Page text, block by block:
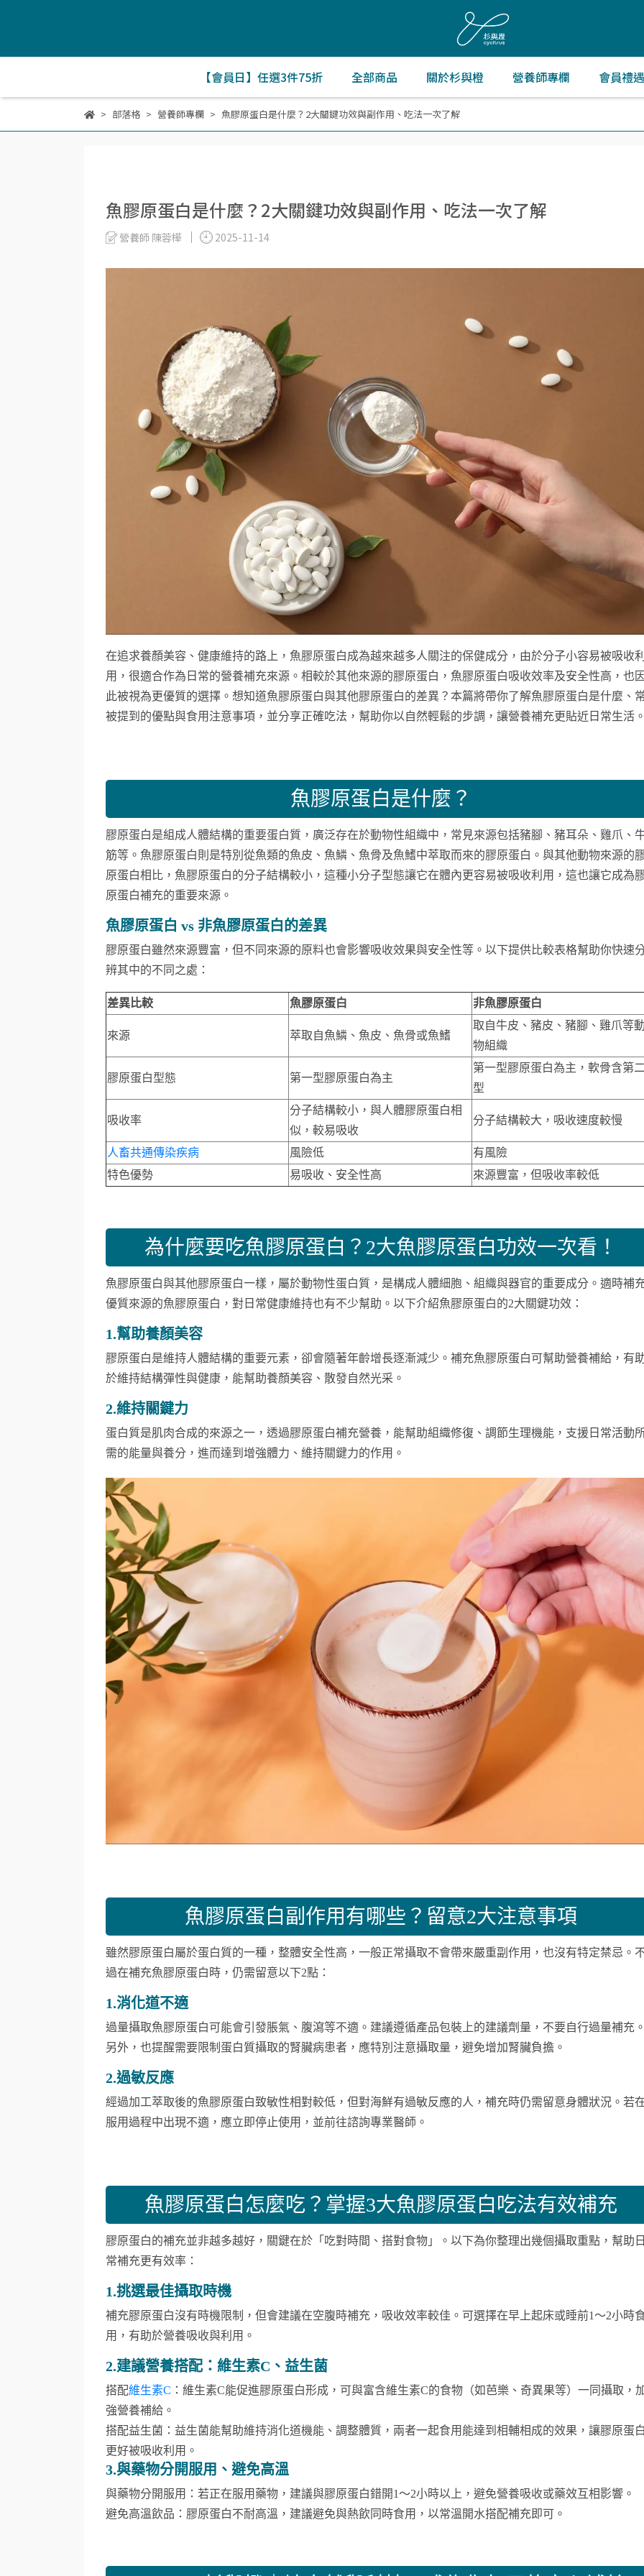
【會員日】任選3件75折 全部商品 關於杉與橙 營養師專欄 會員禮
部落格 營養師專欄 魚膠原蛋白是什麼？2大關鍵功效與副作用、吃法一次了解
魚膠原蛋白是什麼？2大關鍵功效與副作用、吃法一次了解
營養師 陳蓉樺 2025-11-14
在追求養顏美容、健康維持的路上，魚膠原蛋白成為越來越多人關注的保健成分，由於分子小容易被吸收
用，很適合作為日常的營養補充來源。相較於其他來源的膠原蛋白，魚膠原蛋白吸收效率及安全性高，也
此被視為更優質的選擇。想知道魚膠原蛋白與其他膠原蛋白的差異？本篇將帶你了解魚膠原蛋白是什麼、
被提到的優點與食用注意事項，並分享正確吃法，幫助你以自然輕鬆的步調，讓營養補充更貼近日常生活
魚膠原蛋白是什麼？
膠原蛋白是組成人體結構的重要蛋白質，廣泛存在於動物性組織中，常見來源包括豬腳、豬耳朵、雞爪、
筋等。魚膠原蛋白則是特別從魚類的魚皮、魚鱗、魚骨及魚鰭中萃取而來的膠原蛋白。與其他動物來源的
原蛋白相比，魚膠原蛋白的分子結構較小，這種小分子型態讓它在體內更容易被吸收利用，這也讓它成為
原蛋白補充的重要來源。
魚膠原蛋白 vs 非魚膠原蛋白的差異
膠原蛋白雖然來源豐富，但不同來源的原料也會影響吸收效果與安全性等。以下提供比較表格幫助你快速
辨其中的不同之處：
差異比較 魚膠原蛋白 非魚膠原蛋白
來源 萃取自魚鱗、魚皮、魚骨或魚鰭
取自牛皮、豬皮、豬腳、雞爪等
物組織
膠原蛋白型態 第一型膠原蛋白為主
第一型膠原蛋白為主，軟骨含第
型
吸收率
分子結構較小，與人體膠原蛋白相
似，較易吸收
分子結構較大，吸收速度較慢
人畜共通傳染疾病 風險低
有風險
特色優勢
易吸收、安全性高 來源豐富，但吸收率較低
為什麼要吃魚膠原蛋白？2大魚膠原蛋白功效一次看！
魚膠原蛋白與其他膠原蛋白一樣，屬於動物性蛋白質，是構成人體細胞、組織與器官的重要成分。適時補
優質來源的魚膠原蛋白，對日常健康維持也有不少幫助。以下介紹魚膠原蛋白的2大關鍵功效：
1.幫助養顏美容
膠原蛋白是維持人體結構的重要元素，卻會隨著年齡增長逐漸減少。補充魚膠原蛋白可幫助營養補給，有
於維持結構彈性與健康，能幫助養顏美容、散發自然光采。
2.維持關鍵力
蛋白質是肌肉合成的來源之一，透過膠原蛋白補充營養，能幫助組織修復、調節生理機能，支援日常活動
需的能量與養分，進而達到增強體力、維持關鍵力的作用。
魚膠原蛋白副作用有哪些？留意2大注意事項
雖然膠原蛋白屬於蛋白質的一種，整體安全性高，一般正常攝取不會帶來嚴重副作用，也沒有特定禁忌。
過在補充魚膠原蛋白時，仍需留意以下2點：
1.消化道不適
過量攝取魚膠原蛋白可能會引發脹氣、腹瀉等不適。建議遵循產品包裝上的建議劑量，不要自行過量補充
另外，也提醒需要限制蛋白質攝取的腎臟病患者，應特別注意攝取量，避免增加腎臟負擔。
2.過敏反應
經過加工萃取後的魚膠原蛋白致敏性相對較低，但對海鮮有過敏反應的人，補充時仍需留意身體狀況。若
服用過程中出現不適，應立即停止使用，並前往諮詢專業醫師。
魚膠原蛋白怎麼吃？掌握3大魚膠原蛋白吃法有效補充
膠原蛋白的補充並非越多越好，關鍵在於「吃對時間、搭對食物」。以下為你整理出幾個攝取重點，幫助
常補充更有效率：
1.挑選最佳攝取時機
補充膠原蛋白沒有時機限制，但會建議在空腹時補充，吸收效率較佳。可選擇在早上起床或睡前1～2小時
用，有助於營養吸收與利用。
2.建議營養搭配：維生素C、益生菌
搭配維生素C ：維生素C能促進膠原蛋白形成，可與富含維生素C的食物（如芭樂、奇異果等）一同攝取，
強營養補給。
搭配益生菌：益生菌能幫助維持消化道機能、調整體質，兩者一起食用能達到相輔相成的效果，讓膠原蛋
更好被吸收利用。
3.與藥物分開服用、避免高溫
與藥物分開服用：若正在服用藥物，建議與膠原蛋白錯開1～2小時以上，避免營養吸收或藥效互相影響。
避免高溫飲品：膠原蛋白不耐高溫，建議避免與熱飲同時食用，以常溫開水搭配補充即可。